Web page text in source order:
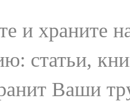
и храните
статьи,
Ваши